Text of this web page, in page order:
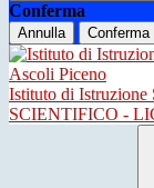
Conferma
Annulla Conferma
Istituto di
SCIENTIFICO -